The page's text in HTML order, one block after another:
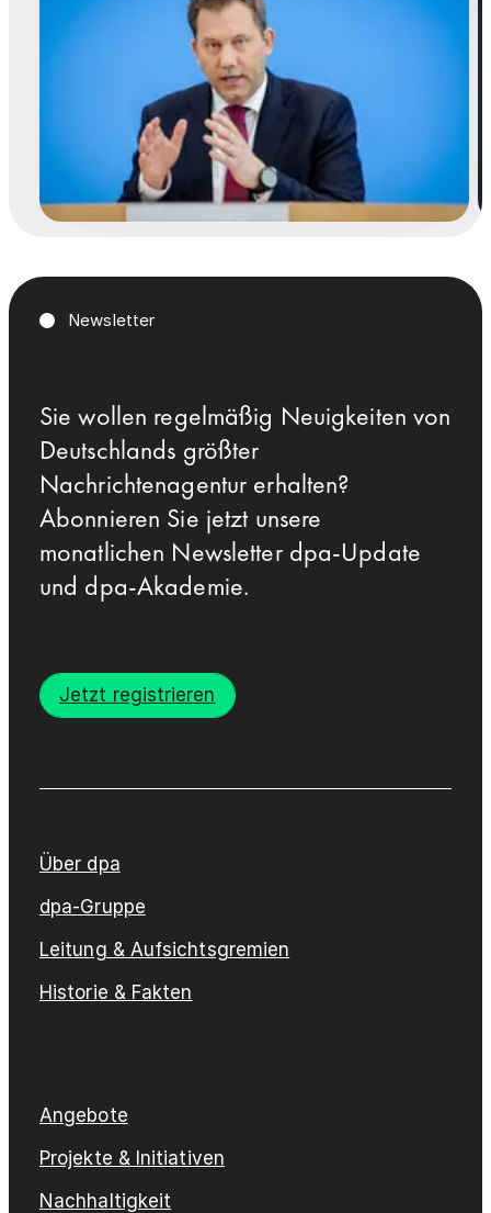
Newsletter
Sie wollen regelmäßig Neuigkeiten von
Deutschlands größter
Nachrichtenagentur erhalten?
Abonnieren Sie jetzt unsere
monatlichen Newsletter dpa-Update
und dpa-Akademie.
Jetzt registrieren
Über dpa
dpa-Gruppe
Leitung & Aufsichtsgremien
Historie & Fakten
Angebote
Projekte & Initiativen
Nachhaltigkeit